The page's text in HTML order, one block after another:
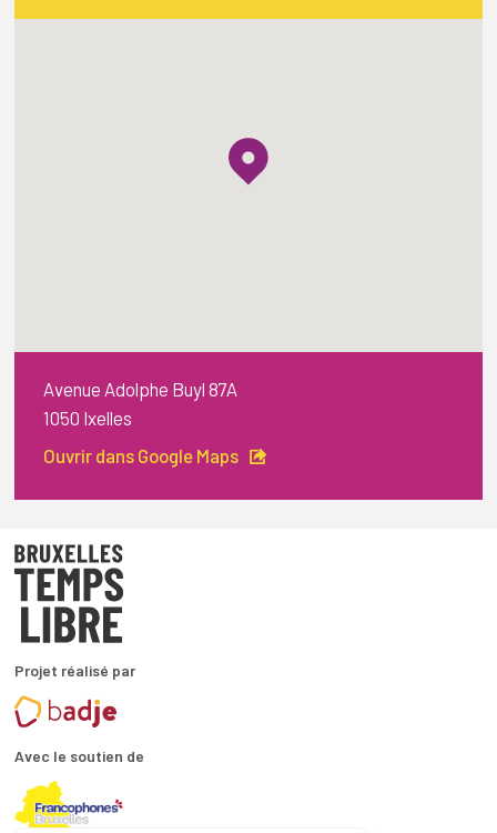
Avenue Adolphe Buyl 87A
1050 Ixelles
Ouvrir dans Google Maps
Projet réalisé par
Avec le soutien de